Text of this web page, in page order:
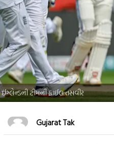
ઈંગ્લેન્ડની ટીમની ફાઈલ તસવીર
Gujarat Tak